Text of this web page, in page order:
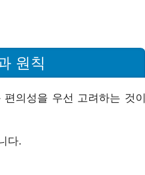
원칙
의성을 우선 고려하는 것이
다.